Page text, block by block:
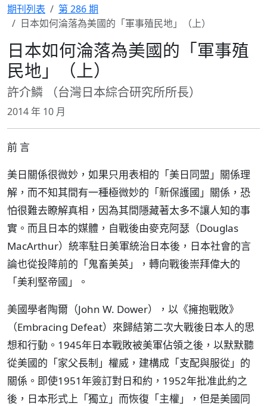
期刊列表
第 286 期
日本如何淪落為美國的「軍事殖民地」（上）
日本如何淪落為美國的「軍事殖
民地」（上）
許介鱗 （台灣日本綜合研究所所長）
2014 年 10 月
前 言
美日關係很微妙，如果只用表相的「美日同盟」關係理
解，而不知其間有一種極微妙的「新保護國」關係，恐
怕很難去瞭解真相，因為其間隱藏著太多不讓人知的事
實。而且日本的媒體，自戰後由麥克阿瑟（Douglas
MacArthur）統率駐日美軍統治日本後，日本社會的言
論也從投降前的「鬼畜美英」，轉向戰後崇拜偉大的
「美利堅帝國」。
美國學者陶爾（John W. Dower），以《擁抱戰敗》
（Embracing Defeat）來歸結第二次大戰後日本人的思
想和行動。1945年日本戰敗被美軍佔領之後，以默默聽
從美國的「家父長制」權威，建構成「支配與服從」的
關係。即使1951年簽訂對日和約，1952年批准此約之
後，日本形式上「獨立」而恢復「主權」，但是美國同